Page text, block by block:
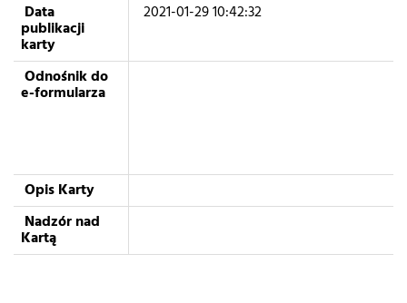
Data
publikacji
karty
2021-01-29 10:42:32
Odnośnik do
e-formularza
Opis Karty
Nadzór nad
Kartą